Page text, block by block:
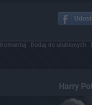
Komentuj Dodaj do ulubionych
Harry